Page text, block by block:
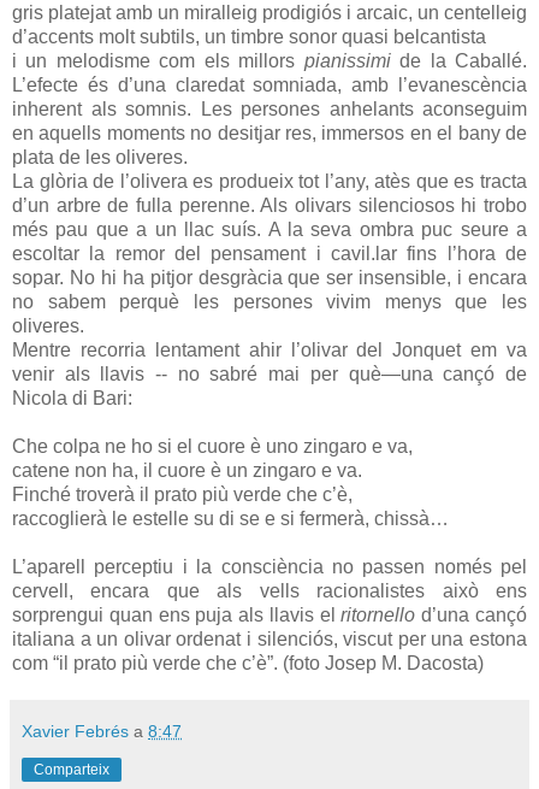
gris platejat amb un miralleig prodigiós i arcaic, un centelleig
d’accents molt subtils, un timbre sonor quasi belcantista
i un melodisme com els millors pianissimide la Caballé.
L’efecte és d’una claredat somniada, amb l’evanescència
inherent als somnis. Les persones anhelants aconseguim
en aquells moments no desitjar res, immersos en el bany de
plata de les oliveres.
La glòria de l’olivera es produeix tot l’any, atès que es tracta
d’un arbre de fulla perenne. Als olivars silenciosos hi trobo
més pau que a un llac suís. A la seva ombra puc seure a
escoltar la remor del pensament i cavil.lar fins l’hora de
sopar. No hi ha pitjor desgràcia que ser insensible, i encara
no sabem perquè les persones vivim menys que les
oliveres.
Mentre recorria lentament ahir l’olivar del Jonquet em va
venir als llavis -- no sabré mai per què—una cançó de
Nicola di Bari:
Che colpa ne ho si el cuore è uno zingaro e va,
catene non ha, il cuore è un zingaro e va.
Finché troverà il prato più verde che c’è,
raccoglierà le estelle su di se e si fermerà, chissà…
L’aparell perceptiu i la consciència no passen només pel
cervell, encara que als vells racionalistes això ens
sorprengui quan ens puja als llavis elritornellod’una cançó
italiana a un olivar ordenat i silenciós, viscut per una estona
com “il prato più verde che c’è”. (foto Josep M. Dacosta)
Xavier Febrés a 8:47
Comparteix